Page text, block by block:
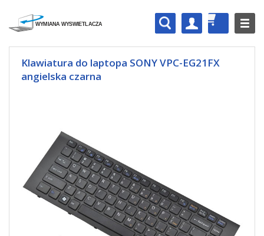
Klawiatura do laptopa SONY VPC-EG21FX
angielska czarna